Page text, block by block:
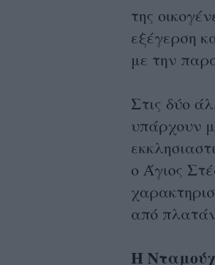
της
εξέγερση
με την
Στις δύο
υπάρχουν
ο Άγιος
από
Η